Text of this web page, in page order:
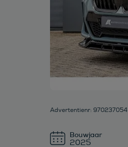
Advertentienr: 970237054
Bouwjaar
2025